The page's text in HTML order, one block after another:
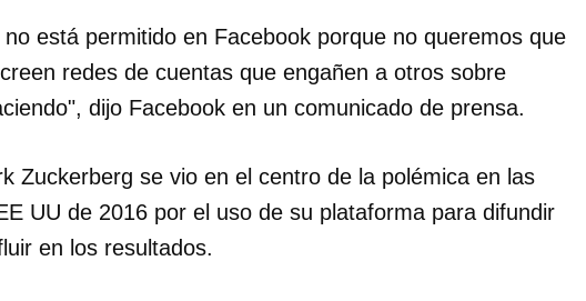
está permitido en Facebook porque no queremos que
redes de cuentas que engañen a otros sobre
dijo Facebook en un comunicado de prensa.
Zuckerberg se vio en el centro de la polémica en las
UU de 2016 por el uso de su plataforma para difundir
en los resultados.